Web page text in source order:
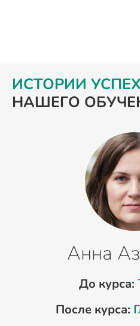
ИСТОРИИ
НАШЕГО
Анна
До курса:
После курса: